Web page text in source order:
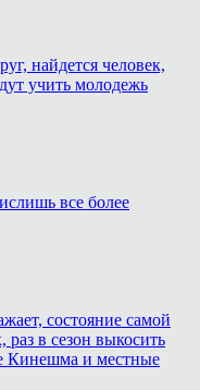
найдется человек,
учить молодежь
все более
состояние самой
в сезон выкосить
Кинешма и местные